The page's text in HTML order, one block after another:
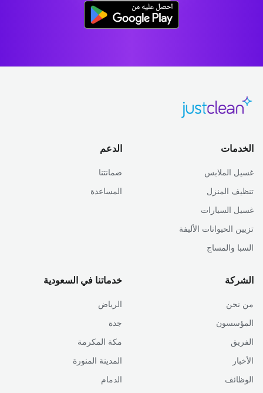
الخدمات
غسيل الملابس
تنظيف المنزل
غسيل السيارات
تزيين الحيوانات الأليفة
السبا والمساج
الدعم
ضمانتنا
المساعدة
الشركة
من نحن
المؤسسون
الفريق
الأخبار
الوظائف
خدماتنا في السعودية
الرياض
جدة
مكة المكرمة
المدينة المنورة
الدمام